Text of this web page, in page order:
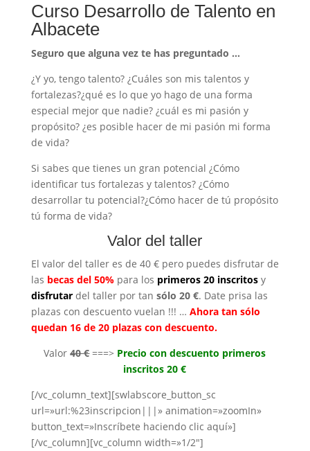
Curso Desarrollo de Talento en
Albacete
Seguro que alguna vez te has preguntado …
¿Y yo, tengo talento? ¿Cuáles son mis talentos y
fortalezas?¿qué es lo que yo hago de una forma
especial mejor que nadie? ¿cuál es mi pasión y
propósito? ¿es posible hacer de mi pasión mi forma
de vida?
Si sabes que tienes un gran potencial ¿Cómo
identificar tus fortalezas y talentos? ¿Cómo
desarrollar tu potencial?¿Cómo hacer de tú propósito
tú forma de vida?
Valor del taller
El valor del taller es de 40 € pero puedes disfrutar de
las becas del 50%para los primeros 20 inscritosy
disfrutardel taller por tan sólo 20 €. Date prisa las
plazas con descuento vuelan !!! … Ahora tan sólo
quedan 16 de 20 plazas con descuento.
Valor40 €===> Precio con descuento primeros
inscritos 20 €
[/vc_column_text][swlabscore_button_sc
url=»url:%23inscripcion|||» animation=»zoomIn»
button_text=»Inscríbete haciendo clic aquí»]
[/vc_column][vc_column width=»1/2″]